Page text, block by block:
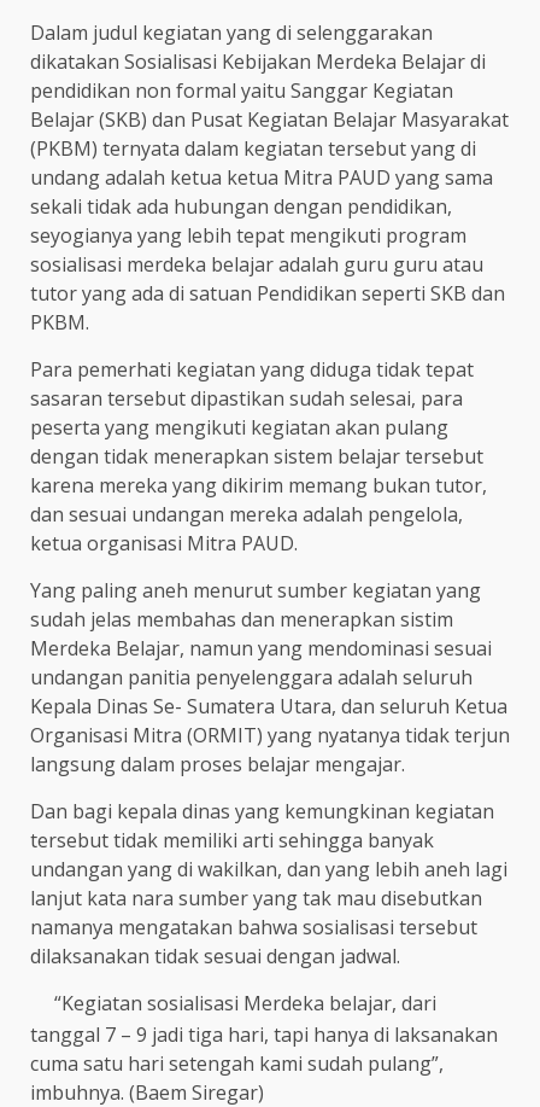
Dalam judul kegiatan yang di selenggarakan
dikatakan Sosialisasi Kebijakan Merdeka Belajar di
pendidikan non formal yaitu Sanggar Kegiatan
Belajar (SKB) dan Pusat Kegiatan Belajar Masyarakat
(PKBM) ternyata dalam kegiatan tersebut yang di
undang adalah ketua ketua Mitra PAUD yang sama
sekali tidak ada hubungan dengan pendidikan,
seyogianya yang lebih tepat mengikuti program
sosialisasi merdeka belajar adalah guru guru atau
tutor yang ada di satuan Pendidikan seperti SKB dan
PKBM.
Para pemerhati kegiatan yang diduga tidak tepat
sasaran tersebut dipastikan sudah selesai, para
peserta yang mengikuti kegiatan akan pulang
dengan tidak menerapkan sistem belajar tersebut
karena mereka yang dikirim memang bukan tutor,
dan sesuai undangan mereka adalah pengelola,
ketua organisasi Mitra PAUD.
Yang paling aneh menurut sumber kegiatan yang
sudah jelas membahas dan menerapkan sistim
Merdeka Belajar, namun yang mendominasi sesuai
undangan panitia penyelenggara adalah seluruh
Kepala Dinas Se- Sumatera Utara, dan seluruh Ketua
Organisasi Mitra (ORMIT) yang nyatanya tidak terjun
langsung dalam proses belajar mengajar.
Dan bagi kepala dinas yang kemungkinan kegiatan
tersebut tidak memiliki arti sehingga banyak
undangan yang di wakilkan, dan yang lebih aneh lagi
lanjut kata nara sumber yang tak mau disebutkan
namanya mengatakan bahwa sosialisasi tersebut
dilaksanakan tidak sesuai dengan jadwal.
“Kegiatan sosialisasi Merdeka belajar, dari
tanggal 7 – 9 jadi tiga hari, tapi hanya di laksanakan
cuma satu hari setengah kami sudah pulang”,
imbuhnya. (Baem Siregar)